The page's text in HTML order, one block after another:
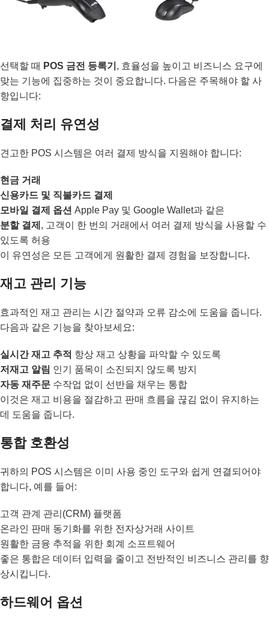
선택할 때 POS 금전 등록기 , 효율성을 높이고 비즈니스 요구에
맞는 기능에 집중하는 것이 중요합니다. 다음은 주목해야 할 사
항입니다:
결제 처리 유연성
견고한 POS 시스템은 여러 결제 방식을 지원해야 합니다:
현금 거래
신용카드 및 직불카드 결제
모바일 결제 옵션 Apple Pay 및 Google Wallet과 같은
분할 결제 , 고객이 한 번의 거래에서 여러 결제 방식을 사용할 수
있도록 허용
이 유연성은 모든 고객에게 원활한 결제 경험을 보장합니다.
재고 관리 기능
효과적인 재고 관리는 시간 절약과 오류 감소에 도움을 줍니다.
다음과 같은 기능을 찾아보세요:
실시간 재고 추적 항상 재고 상황을 파악할 수 있도록
저재고 알림 인기 품목이 소진되지 않도록 방지
자동 재주문 수작업 없이 선반을 채우는 통합
이것은 재고 비용을 절감하고 판매 흐름을 끊김 없이 유지하는
데 도움을 줍니다.
통합 호환성
귀하의 POS 시스템은 이미 사용 중인 도구와 쉽게 연결되어야
합니다, 예를 들어:
고객 관계 관리(CRM) 플랫폼
온라인 판매 동기화를 위한 전자상거래 사이트
원활한 금융 추적을 위한 회계 소프트웨어
좋은 통합은 데이터 입력을 줄이고 전반적인 비즈니스 관리를 향
상시킵니다.
하드웨어 옵션